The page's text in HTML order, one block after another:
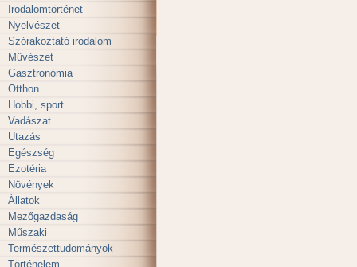
Irodalomtörténet
Nyelvészet
Szórakoztató irodalom
Művészet
Gasztronómia
Otthon
Hobbi, sport
Vadászat
Utazás
Egészség
Ezotéria
Növények
Állatok
Mezőgazdaság
Műszaki
Természettudományok
Történelem